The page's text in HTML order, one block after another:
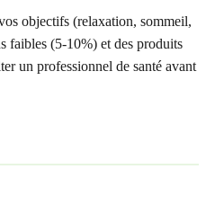
objectifs (relaxation, sommeil,
faibles (5-10%) et des produits
un professionnel de santé avant